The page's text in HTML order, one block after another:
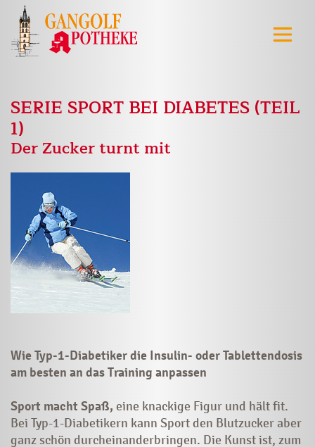
SERIE SPORT BEI DIABETES (TEIL
1)
Der Zucker turnt mit
Wie Typ-1-Diabetiker die Insulin- oder Tablettendosis
am besten an das Training anpassen
Sport macht Spaß, eine knackige Figur und hält fit.
Bei Typ-1-Diabetikern kann Sport den Blutzucker aber
ganz schön durcheinanderbringen. Die Kunst ist, zum